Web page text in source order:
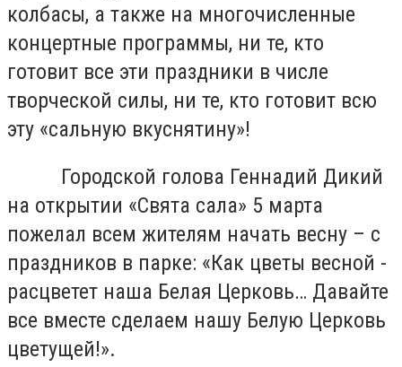
колбасы, а также на многочисленные
концертные программы, ни те, кто
готовит все эти праздники в числе
творческой силы, ни те, кто готовит всю
эту «сальную вкуснятину»!
Городской голова Геннадий Дикий
на открытии «Свята сала» 5 марта
пожелал всем жителям начать весну – с
праздников в парке: «Как цветы весной -
расцветет наша Белая Церковь… Давайте
все вместе сделаем нашу Белую Церковь
цветущей!».